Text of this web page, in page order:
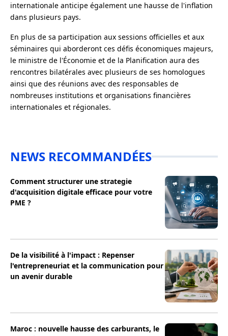
internationale anticipe également une hausse de l'inflation
dans plusieurs pays.
En plus de sa participation aux sessions officielles et aux
séminaires qui aborderont ces défis économiques majeurs,
le ministre de l'Économie et de la Planification aura des
rencontres bilatérales avec plusieurs de ses homologues
ainsi que des réunions avec des responsables de
nombreuses institutions et organisations financières
internationales et régionales.
NEWS RECOMMANDÉES
Comment structurer une strategie
d'acquisition digitale efficace pour votre
PME ?
De la visibilité à l'impact : Repenser
l'entrepreneuriat et la communication pour
un avenir durable
Maroc : nouvelle hausse des carburants, le